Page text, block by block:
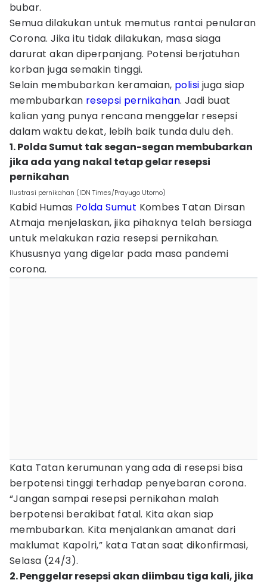
bubar.
Semua dilakukan untuk memutus rantai penularan
Corona. Jika itu tidak dilakukan, masa siaga
darurat akan diperpanjang. Potensi berjatuhan
korban juga semakin tinggi.
Selain membubarkan keramaian, polisi juga siap
membubarkan resepsi pernikahan. Jadi buat
kalian yang punya rencana menggelar resepsi
dalam waktu dekat, lebih baik tunda dulu deh.
1. Polda Sumut tak segan-segan membubarkan
jika ada yang nakal tetap gelar resepsi
pernikahan
Ilustrasi pernikahan (IDN Times/Prayugo Utomo)
Kabid Humas Polda Sumut Kombes Tatan Dirsan
Atmaja menjelaskan, jika pihaknya telah bersiaga
untuk melakukan razia resepsi pernikahan.
Khususnya yang digelar pada masa pandemi
corona.
Kata Tatan kerumunan yang ada di resepsi bisa
berpotensi tinggi terhadap penyebaran corona.
“Jangan sampai resepsi pernikahan malah
berpotensi berakibat fatal. Kita akan siap
membubarkan. Kita menjalankan amanat dari
maklumat Kapolri,” kata Tatan saat dikonfirmasi,
Selasa (24/3).
2. Penggelar resepsi akan diimbau tiga kali, jika